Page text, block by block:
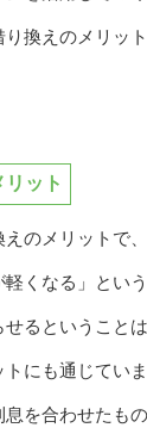
換えのメリッ
ット
のメリットで
軽くなる」という
るということ
にも通じていま
息を合わせたも